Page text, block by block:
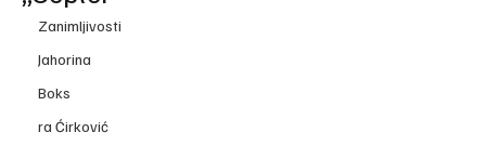
Zanimljivosti
Jahorina
Boks
ra Ćirković